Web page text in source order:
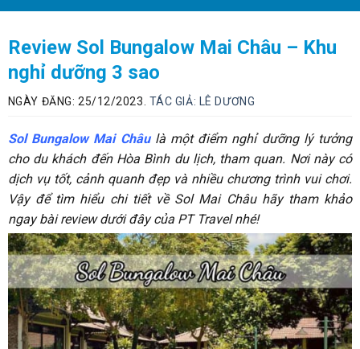
sao
Review Sol Bungalow Mai Châu – Khu
nghỉ dưỡng 3 sao
NGÀY ĐĂNG: 25/12/2023. TÁC GIẢ: LÊ DƯƠNG
Sol Bungalow Mai Châulà một điểm nghỉ dưỡng lý tưởng
cho du khách đến Hòa Bình du lịch, tham quan. Nơi này có
dịch vụ tốt, cảnh quanh đẹp và nhiều chương trình vui chơi.
Vậy để tìm hiểu chi tiết về Sol Mai Châu hãy tham khảo
ngay bài review dưới đây của PT Travel nhé!